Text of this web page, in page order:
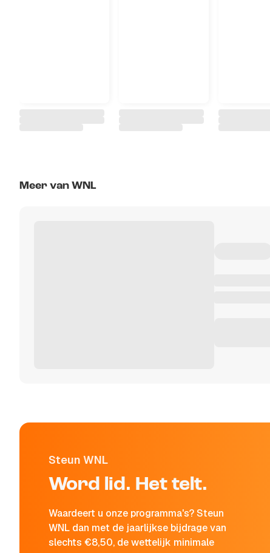
Meer van WNL
Steun WNL
Word lid. Het telt.
Waardeert u onze programma's? Steun
WNL dan met de jaarlijkse bijdrage van
slechts €8,50, de wettelijk minimale